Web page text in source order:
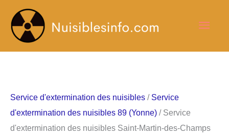
contenu
Service d'extermination des nuisibles / Service
d'extermination des nuisibles 89 (Yonne) / Service
d'extermination des nuisibles Saint-Martin-des-Champs